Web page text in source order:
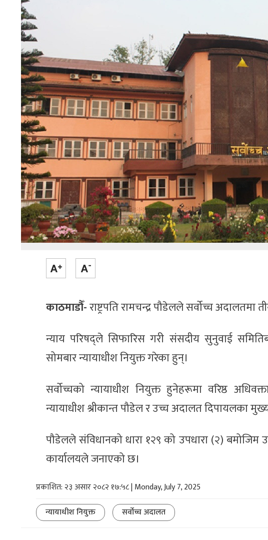
काठमाडौँ-राष्ट्रपति रामचन्द्र पौडेलले सर्वोच्च
न्याय परिषद्ले सिफारिस गरी संसदीय सुनुवाई
सोमबार न्यायाधीश नियुक्त गरेका हुन्।
सर्वोच्चको न्यायाधीश नियुक्त हुनेहरूमा वरिष्ठ
न्यायाधीश श्रीकान्त पौडेल र उच्च अदालत दिपायलका
पौडेलले संविधानको धारा १२९ को उपधारा (२) बमोजिम
कार्यालयले जनाएको छ।
प्रकाशित: २३ असार २०८२ १७:५८ | Monday, July 7, 2025
न्यायाधीश नियुक्त
सर्वोच्च अदालत